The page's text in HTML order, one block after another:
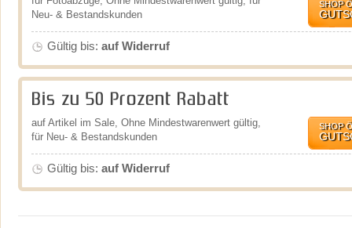
Neu- & Bestandskunden
SHOP
Gültig bis: auf Widerruf
Bis zu 50 Prozent Rabatt
auf Artikel im Sale, Ohne Mindestwarenwert gültig,
für Neu- & Bestandskunden
SHOP
Gültig bis: auf Widerruf